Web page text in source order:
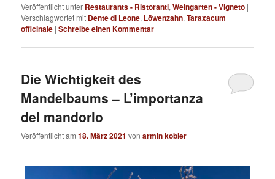
Veröffentlicht unter Restaurants - Ristoranti,Weingarten - Vigneto |
Verschlagwortet mit Dente di Leone, Löwenzahn,Taraxacum
officinale |Schreibe einen Kommentar
Die Wichtigkeit des
Mandelbaums – L’importanza
del mandorlo
Veröffentlicht am18. März 2021 vonarmin kobler